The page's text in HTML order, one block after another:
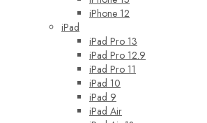
iPhone 12
iPad
iPad Pro 13
iPad Pro 12.9
iPad Pro 11
iPad 10
iPad 9
iPad Air